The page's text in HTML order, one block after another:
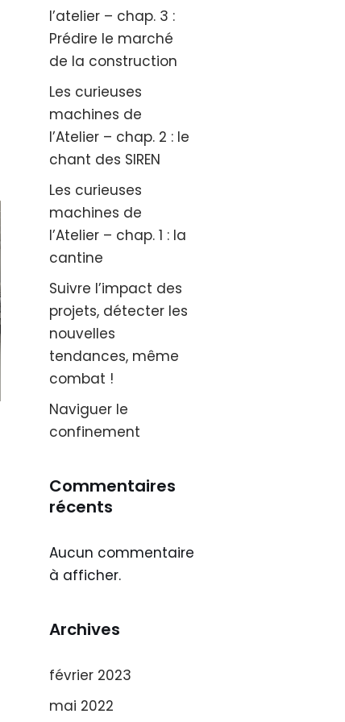
l’atelier – chap. 3 :
Prédire le marché
de la construction
Les curieuses
machines de
l’Atelier – chap. 2 : le
chant des SIREN
Les curieuses
machines de
l’Atelier – chap. 1 : la
cantine
Suivre l’impact des
projets, détecter les
nouvelles
tendances, même
combat !
Naviguer le
confinement
Commentaires
récents
Aucun commentaire
à afficher.
Archives
février 2023
mai 2022